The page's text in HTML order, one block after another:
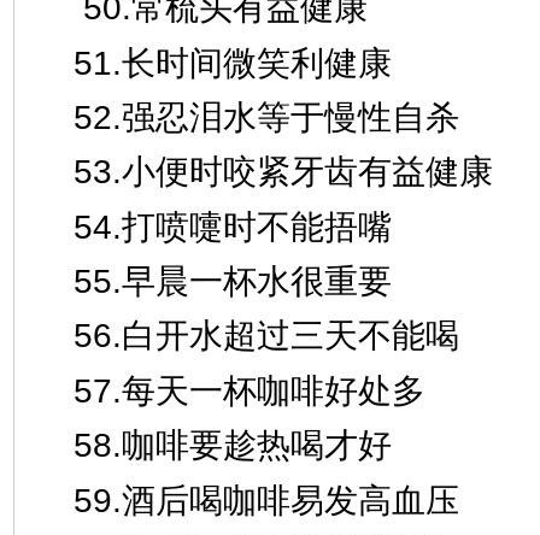
50.常梳头有益健康
51.长时间微笑利健康
52.强忍泪水等于慢性自杀
53.小便时咬紧牙齿有益健康
54.打喷嚏时不能捂嘴
55.早晨一杯水很重要
56.白开水超过三天不能喝
57.每天一杯咖啡好处多
58.咖啡要趁热喝才好
59.酒后喝咖啡易发高血压